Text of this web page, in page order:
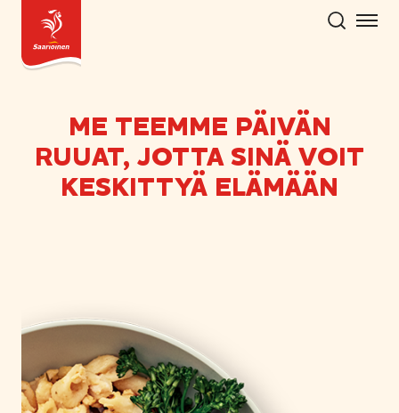
Hyppää
sisältöön
ME TEEMME PÄIVÄN
RUUAT, JOTTA SINÄ VOIT
KESKITTYÄ ELÄMÄÄN